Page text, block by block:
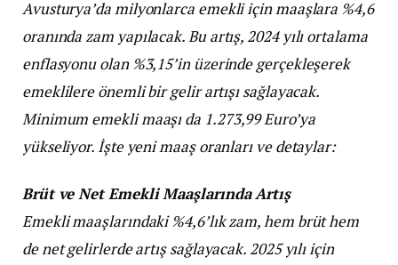
Avusturya’da milyonlarca emekli için maaşlara %4,6
oranında zam yapılacak. Bu artış, 2024 yılı ortalama
enflasyonu olan %3,15’in üzerinde gerçekleşerek
emeklilere önemli bir gelir artışı sağlayacak.
Minimum emekli maaşı da 1.273,99 Euro’ya
yükseliyor. İşte yeni maaş oranları ve detaylar:
Brüt ve Net Emekli Maaşlarında Artış
Emekli maaşlarındaki %4,6’lık zam, hem brüt hem
de net gelirlerde artış sağlayacak. 2025 yılı için